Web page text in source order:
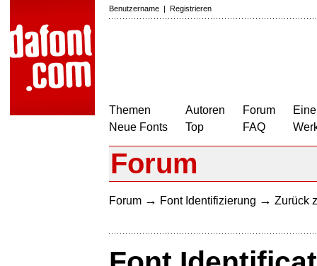
Benutzername | Registrieren
Themen
Neue Fonts
Autoren
Top
Forum
FAQ
Forum
Forum → Font Identifizierung → Zurück